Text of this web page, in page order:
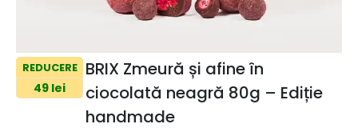
REDUCERE
49 lei
BRIX Zmeură și afine în
ciocolată neagră 80g – Ediție
handmade